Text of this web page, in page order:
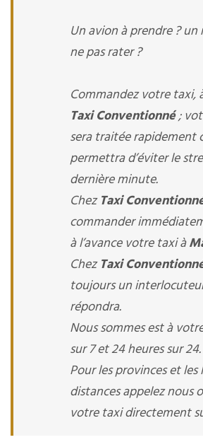
Un avion à prendre ? un
ne pas rater ?
Commandez votre taxi,
Taxi Conventionné;
sera traitée rapidement
permettra d’éviter le
dernière minute.
ChezTaxi
commander
à l’avance votre taxi à
ChezTaxi
toujours un
répondra.
Nous sommes est à
sur 7 et 24 heures sur 24.
Pour les provinces et les
distances appelez nous
votre taxi directement